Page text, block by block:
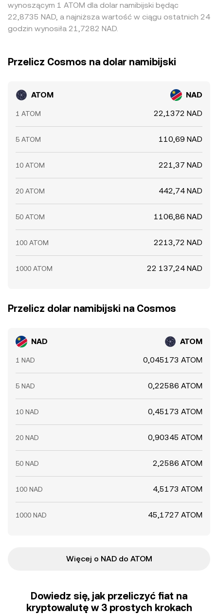
wynoszącym 1 ATOM dla dolar namibijski będąc
22,8735 NAD, a najniższa wartość w ciągu ostatnich 24
godzin wynosiła 21,7282 NAD.
Przelicz Cosmos na dolar namibijski
ATOM NAD
1 ATOM 22,1372 NAD
5 ATOM 110,69 NAD
10 ATOM 221,37 NAD
20 ATOM 442,74 NAD
50 ATOM 1106,86 NAD
100 ATOM 2213,72 NAD
1000 ATOM 22 137,24 NAD
Przelicz dolar namibijski na Cosmos
NAD ATOM
1 NAD 0,045173 ATOM
5 NAD 0,22586 ATOM
10 NAD 0,45173 ATOM
20 NAD 0,90345 ATOM
50 NAD 2,2586 ATOM
100 NAD 4,5173 ATOM
1000 NAD 45,1727 ATOM
Więcej o NAD do ATOM
Dowiedz się, jak przeliczyć fiat na
kryptowalutę w 3 prostych krokach